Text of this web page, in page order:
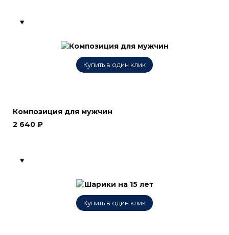
Купить в один клик
Композиция для мужчин
2 640 ₽
Купить в один клик